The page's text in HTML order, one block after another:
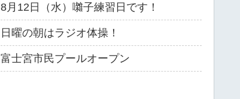
8月12日（水）囃子練習日です！
日曜の朝はラジオ体操！
富士宮市民プールオープン